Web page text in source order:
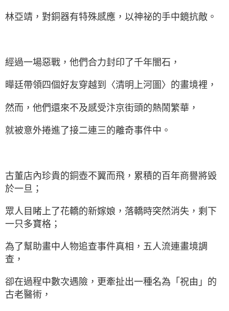
林亞靖，對銅器有特殊感應，以神祕的手中鏡抗敵。
經過一場惡戰，他們合力封印了千年闇石，
曄廷帶領四個好友穿越到〈清明上河圖〉的畫境裡，
然而，他們還來不及感受汴京街頭的熱鬧繁華，
就被意外捲進了接二連三的離奇事件中。
古董店內珍貴的銅壺不翼而飛，累積的百年商譽將毀
於一旦；
眾人目睹上了花轎的新嫁娘，落轎時突然消失，剩下
一只多寶格；
為了幫助畫中人物追查事件真相，五人流連畫境調
查，
卻在過程中數次遇險，更牽扯出一種名為「祝由」的
古老醫術，